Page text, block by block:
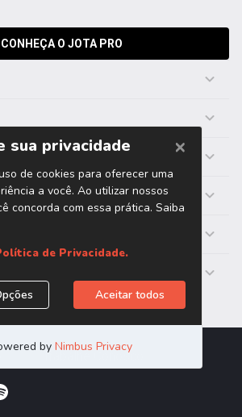
CONHEÇA O JOTA PRO
Trabalhe Conosco